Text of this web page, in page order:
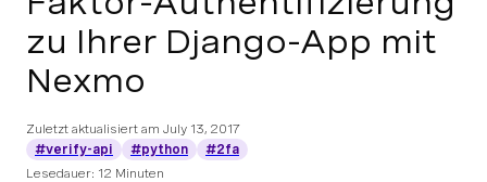
zu Ihrer Django-App mit
Nexmo
Zuletzt aktualisiert am July 13, 2017
#verify-api
#python
#2fa
Lesedauer: 12 Minuten